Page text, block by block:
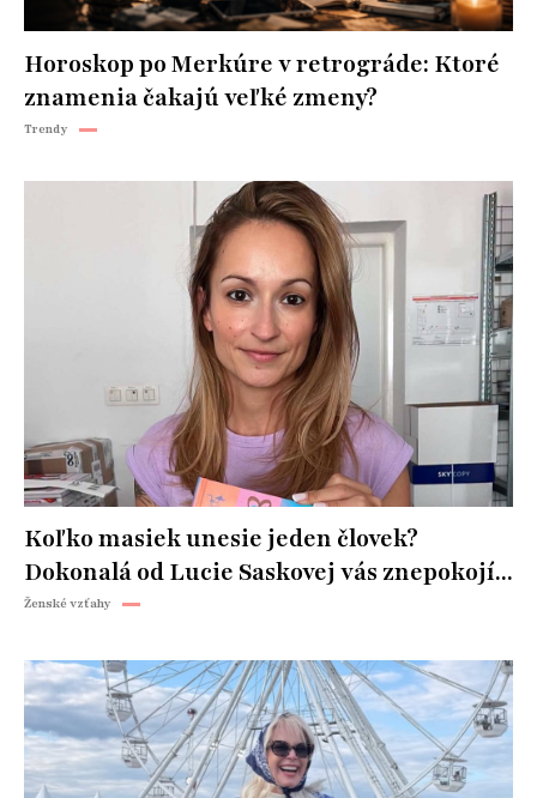
Horoskop po Merkúre v retrográde: Ktoré
znamenia čakajú veľké zmeny?
Trendy
Koľko masiek unesie jeden človek?
Dokonalá od Lucie Saskovej vás znepokojí...
Ženské vzťahy